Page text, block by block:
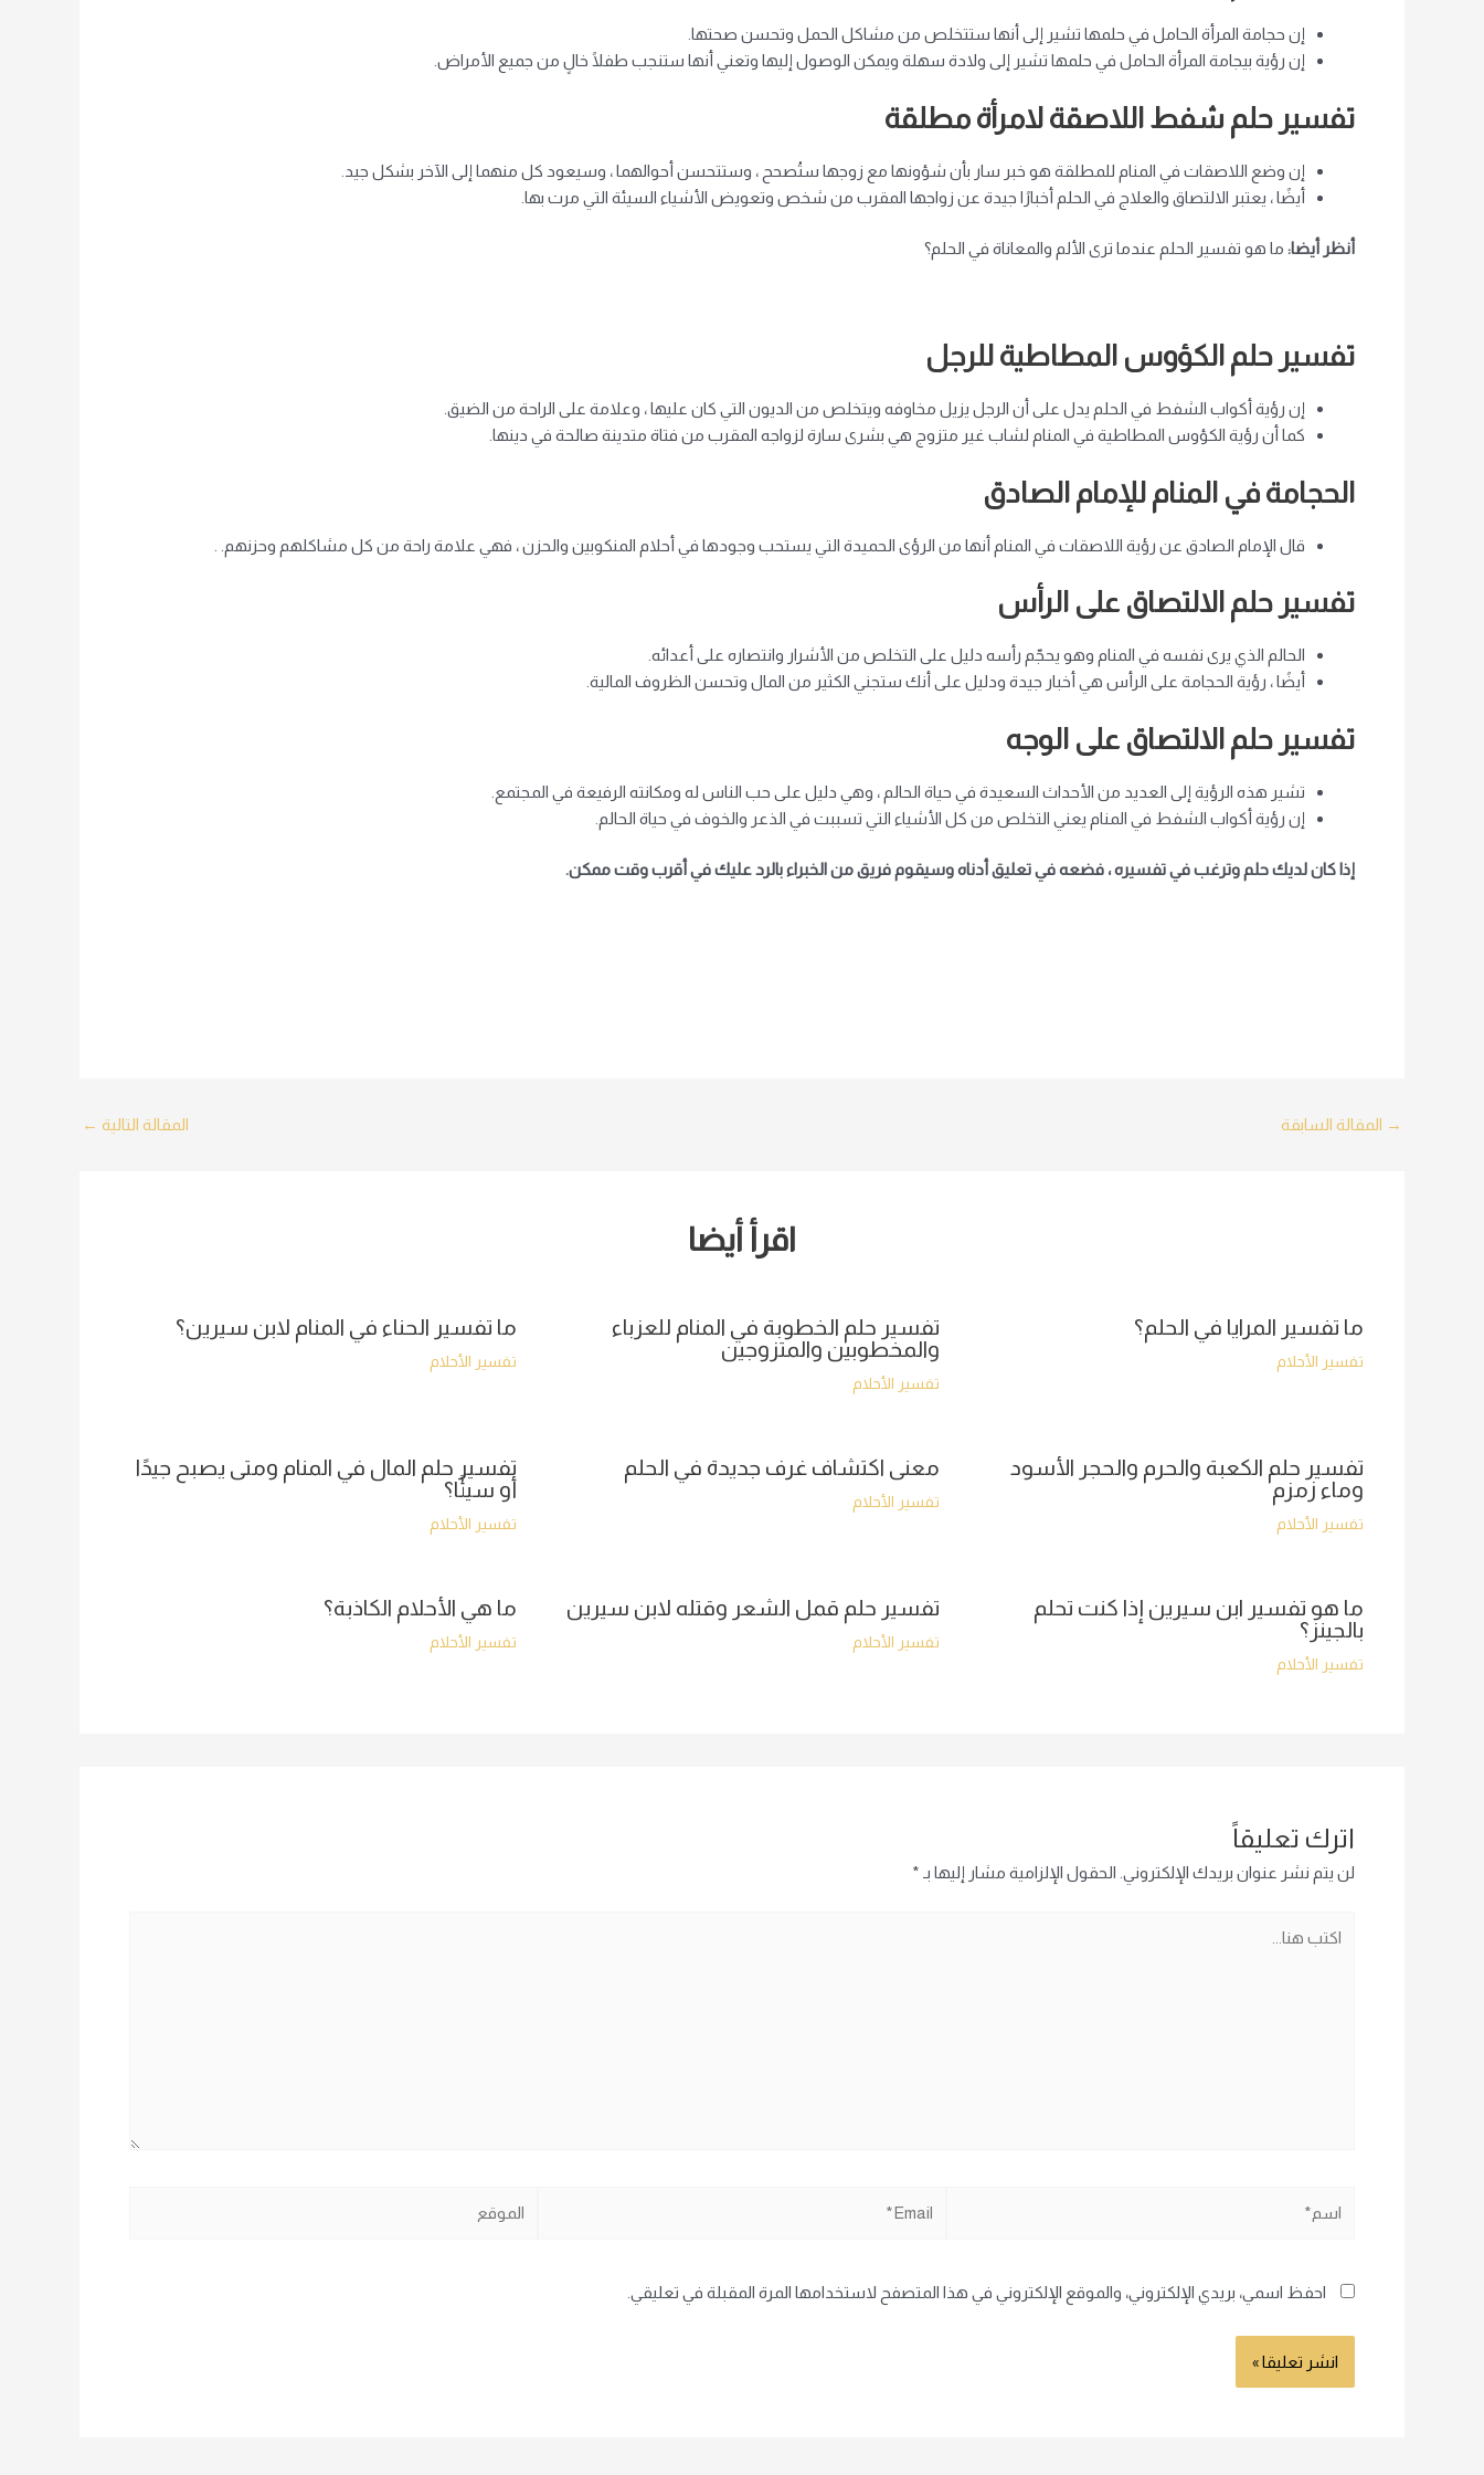
إن حجامة المرأة الحامل في حلمها تشير إلى أنها ستتخلص من مشاكل الحمل وتحسن صحتها.
إن رؤية بيجامة المرأة الحامل في حلمها تشير إلى ولادة سهلة ويمكن الوصول إليها وتعني أنها ستنجب طفلًا خالٍ من جميع الأمراض.
تفسير حلم شفط اللاصقة لامرأة مطلقة
إن وضع اللاصقات في المنام للمطلقة هو خبر سار بأن شؤونها مع زوجها ستُصحح ، وستتحسن أحوالهما ، وسيعود كل منهما إلى الآخر بشكل جيد.
أيضًا ، يعتبر الالتصاق والعلاج في الحلم أخبارًا جيدة عن زواجها المقرب من شخص وتعويض الأشياء السيئة التي مرت بها.
أنظر أيضا: ما هو تفسير الحلم عندما ترى الألم والمعاناة في الحلم؟
تفسير حلم الكؤوس المطاطية للرجل
إن رؤية أكواب الشفط في الحلم يدل على أن الرجل يزيل مخاوفه ويتخلص من الديون التي كان عليها ، وعلامة على الراحة من الضيق.
كما أن رؤية الكؤوس المطاطية في المنام لشاب غير متزوج هي بشرى سارة لزواجه المقرب من فتاة متدينة صالحة في دينها.
الحجامة في المنام للإمام الصادق
قال الإمام الصادق عن رؤية اللاصقات في المنام أنها من الرؤى الحميدة التي يستحب وجودها في أحلام المنكوبين والحزن ، فهي علامة راحة من كل مشاكلهم وحزنهم. .
تفسير حلم الالتصاق على الرأس
الحالم الذي يرى نفسه في المنام وهو يحجّم رأسه دليل على التخلص من الأشرار وانتصاره على أعدائه.
أيضًا ، رؤية الحجامة على الرأس هي أخبار جيدة ودليل على أنك ستجني الكثير من المال وتحسن الظروف المالية.
تفسير حلم الالتصاق على الوجه
تشير هذه الرؤية إلى العديد من الأحداث السعيدة في حياة الحالم ، وهي دليل على حب الناس له ومكانته الرفيعة في المجتمع.
إن رؤية أكواب الشفط في المنام يعني التخلص من كل الأشياء التي تسببت في الذعر والخوف في حياة الحالم.
إذا كان لديك حلم وترغب في تفسيره ، فضعه في تعليق أدناه وسيقوم فريق من الخبراء بالرد عليك في أقرب وقت ممكن.
Post
→ المقالة السابقة المقالة التالية ←
اقرأ أيضا
ما تفسير المرايا في الحلم؟
تفسير الأحلام
تفسير حلم الخطوبة في المنام للعزباء
والمخطوبين والمتزوجين
تفسير الأحلام
ما تفسير الحناء في المنام لابن سيرين؟
تفسير الأحلام
تفسير حلم الكعبة والحرم والحجر الأسود
وماء زمزم
تفسير الأحلام
معنى اكتشاف غرف جديدة في الحلم
تفسير الأحلام
تفسير حلم المال في المنام ومتى يصبح جيدًا
أو سيئًا؟
تفسير الأحلام
ما هو تفسير ابن سيرين إذا كنت تحلم
بالجينز؟
تفسير الأحلام
تفسير حلم قمل الشعر وقتله لابن سيرين
تفسير الأحلام
ما هي الأحلام الكاذبة؟
تفسير الأحلام
اترك تعليقاً
لن يتم نشر عنوان بريدك الإلكتروني. الحقول الإلزامية مشار إليها بـ *
هنا...
احفظ اسمي، بريدي الإلكتروني، والموقع الإلكتروني في هذا المتصفح لاستخدامها المرة المقبلة في تعليقي.